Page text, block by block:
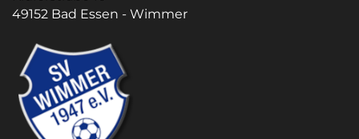
49152 Bad Essen - Wimmer